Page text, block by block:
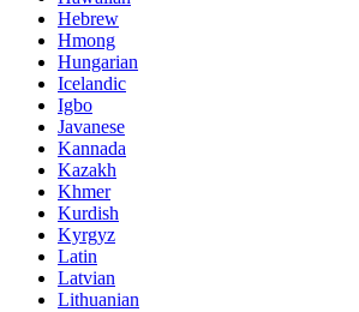
Hebrew
Hmong
Hungarian
Icelandic
Igbo
Javanese
Kannada
Kazakh
Khmer
Kurdish
Kyrgyz
Latin
Latvian
Lithuanian